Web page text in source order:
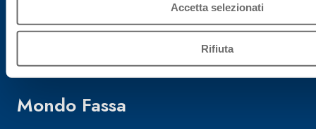
Accetta selezionati
Rifiuta
Reg. Impr.
Mondo Fassa